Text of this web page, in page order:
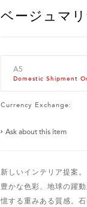
ベージュマ
A5
Domestic Shipment
Currency Exchange:
Ask about this item
新しいインテリア提案
豊かな色彩、地球の躍
憶する重みある質感。